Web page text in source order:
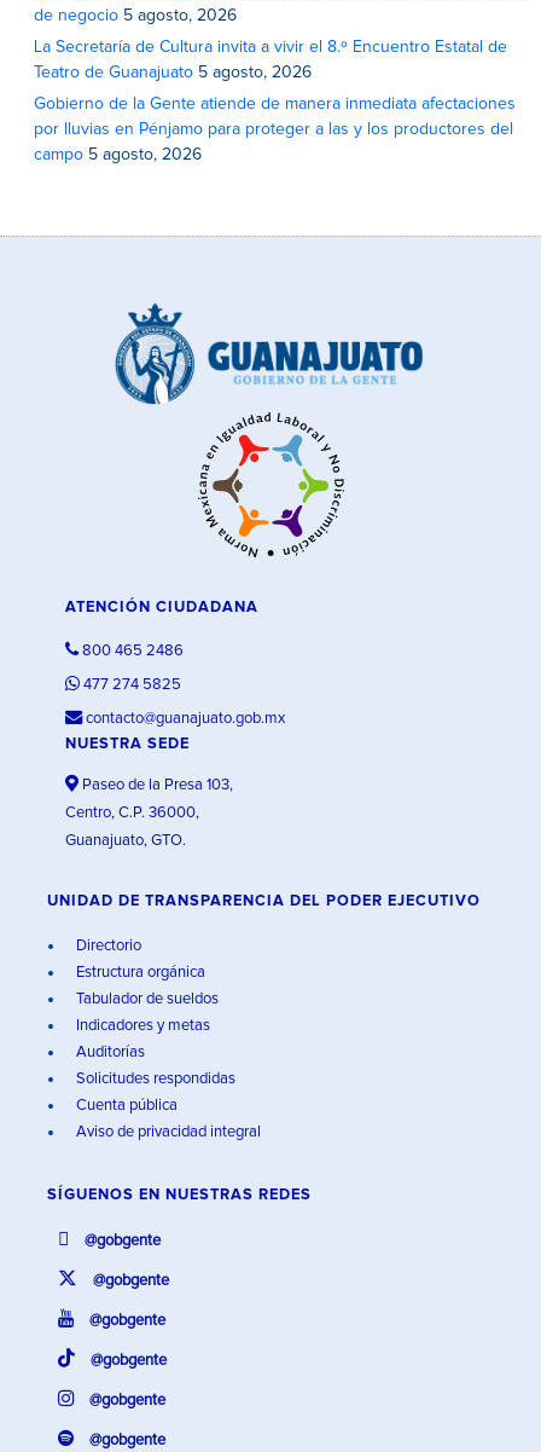
de negocio 5 agosto, 2026
La Secretaría de Cultura invita a vivir el 8.º Encuentro Estatal de
Teatro de Guanajuato 5 agosto, 2026
Gobierno de la Gente atiende de manera inmediata afectaciones
por lluvias en Pénjamo para proteger a las y los productores del
campo 5 agosto, 2026
ATENCIÓN CIUDADANA
800 465 2486
477 274 5825
contacto@guanajuato.gob.mx
NUESTRA SEDE
Paseo de la Presa 103,
Centro, C.P. 36000,
Guanajuato, GTO.
UNIDAD DE TRANSPARENCIA DEL PODER EJECUTIVO
Directorio
Estructura orgánica
Tabulador de sueldos
Indicadores y metas
Auditorías
Solicitudes respondidas
Cuenta pública
Aviso de privacidad integral
SÍGUENOS EN NUESTRAS REDES
@gobgente
@gobgente
@gobgente
@gobgente
@gobgente
@gobgente